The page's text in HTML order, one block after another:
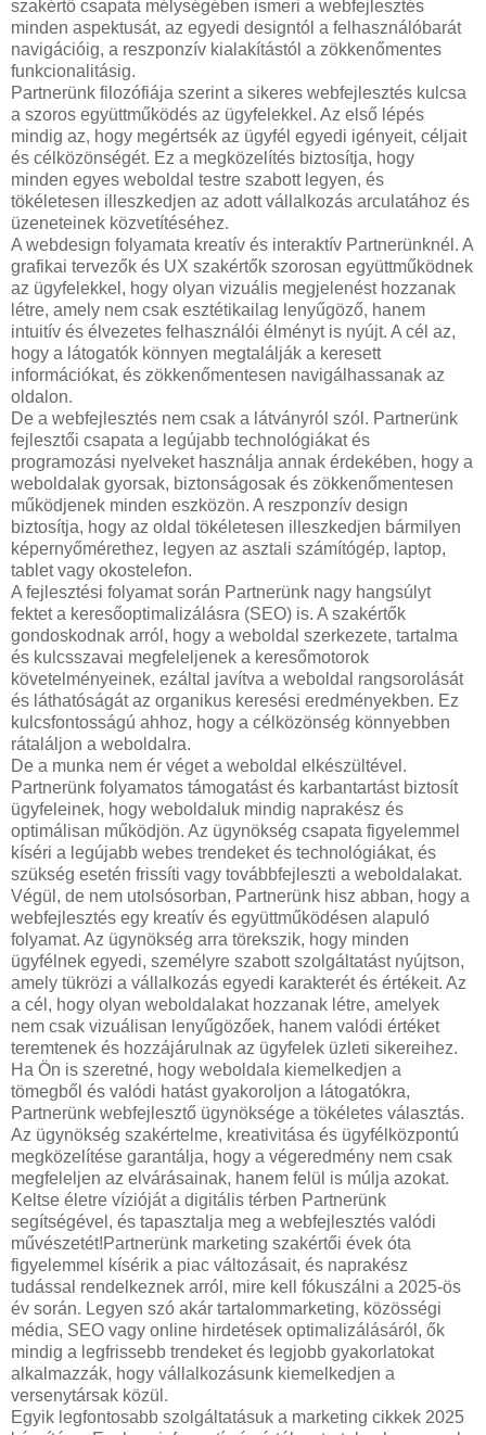
szakértő csapata mélységében ismeri a webfejlesztés
minden aspektusát, az egyedi designtól a felhasználóbarát
navigációig, a reszponzív kialakítástól a zökkenőmentes
funkcionalitásig.
Partnerünk filozófiája szerint a sikeres webfejlesztés kulcsa
a szoros együttműködés az ügyfelekkel. Az első lépés
mindig az, hogy megértsék az ügyfél egyedi igényeit, céljait
és célközönségét. Ez a megközelítés biztosítja, hogy
minden egyes weboldal testre szabott legyen, és
tökéletesen illeszkedjen az adott vállalkozás arculatához és
üzeneteinek közvetítéséhez.
A webdesign folyamata kreatív és interaktív Partnerünknél. A
grafikai tervezők és UX szakértők szorosan együttműködnek
az ügyfelekkel, hogy olyan vizuális megjelenést hozzanak
létre, amely nem csak esztétikailag lenyűgöző, hanem
intuitív és élvezetes felhasználói élményt is nyújt. A cél az,
hogy a látogatók könnyen megtalálják a keresett
információkat, és zökkenőmentesen navigálhassanak az
oldalon.
De a webfejlesztés nem csak a látványról szól. Partnerünk
fejlesztői csapata a legújabb technológiákat és
programozási nyelveket használja annak érdekében, hogy a
weboldalak gyorsak, biztonságosak és zökkenőmentesen
működjenek minden eszközön. A reszponzív design
biztosítja, hogy az oldal tökéletesen illeszkedjen bármilyen
képernyőmérethez, legyen az asztali számítógép, laptop,
tablet vagy okostelefon.
A fejlesztési folyamat során Partnerünk nagy hangsúlyt
fektet a keresőoptimalizálásra (SEO) is. A szakértők
gondoskodnak arról, hogy a weboldal szerkezete, tartalma
és kulcsszavai megfeleljenek a keresőmotorok
követelményeinek, ezáltal javítva a weboldal rangsorolását
és láthatóságát az organikus keresési eredményekben. Ez
kulcsfontosságú ahhoz, hogy a célközönség könnyebben
rátaláljon a weboldalra.
De a munka nem ér véget a weboldal elkészültével.
Partnerünk folyamatos támogatást és karbantartást biztosít
ügyfeleinek, hogy weboldaluk mindig naprakész és
optimálisan működjön. Az ügynökség csapata figyelemmel
kíséri a legújabb webes trendeket és technológiákat, és
szükség esetén frissíti vagy továbbfejleszti a weboldalakat.
Végül, de nem utolsósorban, Partnerünk hisz abban, hogy a
webfejlesztés egy kreatív és együttműködésen alapuló
folyamat. Az ügynökség arra törekszik, hogy minden
ügyfélnek egyedi, személyre szabott szolgáltatást nyújtson,
amely tükrözi a vállalkozás egyedi karakterét és értékeit. Az
a cél, hogy olyan weboldalakat hozzanak létre, amelyek
nem csak vizuálisan lenyűgözőek, hanem valódi értéket
teremtenek és hozzájárulnak az ügyfelek üzleti sikereihez.
Ha Ön is szeretné, hogy weboldala kiemelkedjen a
tömegből és valódi hatást gyakoroljon a látogatókra,
Partnerünk webfejlesztő ügynöksége a tökéletes választás.
Az ügynökség szakértelme, kreativitása és ügyfélközpontú
megközelítése garantálja, hogy a végeredmény nem csak
megfeleljen az elvárásainak, hanem felül is múlja azokat.
Keltse életre vízióját a digitális térben Partnerünk
segítségével, és tapasztalja meg a webfejlesztés valódi
művészetét!Partnerünk marketing szakértői évek óta
figyelemmel kísérik a piac változásait, és naprakész
tudással rendelkeznek arról, mire kell fókuszálni a 2025-ös
év során. Legyen szó akár tartalommarketing, közösségi
média, SEO vagy online hirdetések optimalizálásáról, ők
mindig a legfrissebb trendeket és legjobb gyakorlatokat
alkalmazzák, hogy vállalkozásunk kiemelkedjen a
versenytársak közül.
Egyik legfontosabb szolgáltatásuk a marketing cikkek 2025